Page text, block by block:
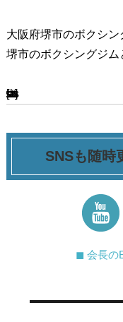
大阪府堺市のボクシン
堺市のボクシングジム
[ssba-buttons]
SNSも随時
◼︎ 会長の